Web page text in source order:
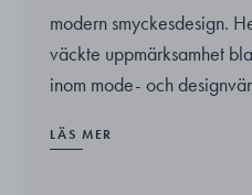
modern smyckesdesign.
väckte uppmärksamhet
inom mode- och
LÄS MER